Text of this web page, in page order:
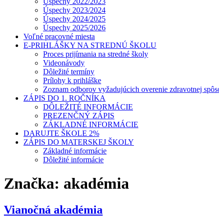
Úspechy 2023/2024
Úspechy 2024/2025
Úspechy 2025/2026
Voľné pracovné miesta
E-PRIHLÁŠKY NA STREDNÚ ŠKOLU
Proces prijímania na stredné školy
Videonávody
Dôležité termíny
Prílohy k prihláške
Zoznam odborov vyžadujúcich overenie zdravotnej
ZÁPIS DO 1. ROČNÍKA
DÔLEŽITÉ INFORMÁCIE
PREZENČNÝ ZÁPIS
ZÁKLADNÉ INFORMÁCIE
DARUJTE ŠKOLE 2%
ZÁPIS DO MATERSKEJ ŠKOLY
Základné informácie
Dôležité informácie
Značka: akadémia
Vianočná akadémia